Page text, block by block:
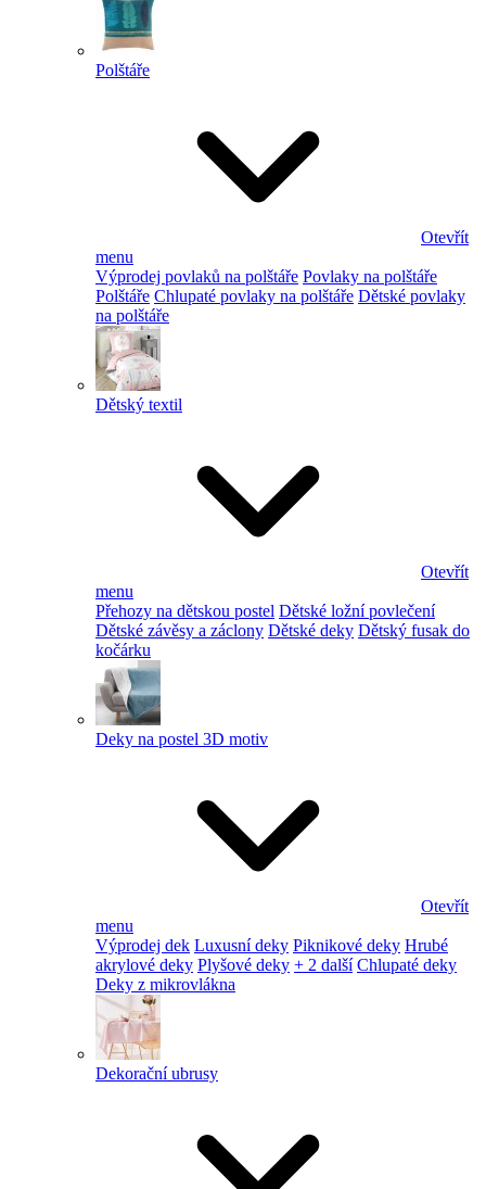
Polštáře
Otevřít
menu
Výprodej povlaků na polštáře Povlaky na polštáře
Polštáře Chlupaté povlaky na polštáře Dětské povlaky
na polštáře
Dětský textil
Otevřít
menu
Přehozy na dětskou postel Dětské ložní povlečení
Dětské závěsy a záclony Dětské deky Dětský fusak do
kočárku
Deky na postel 3D motiv
Otevřít
menu
Výprodej dek Luxusní deky Piknikové deky Hrubé
akrylové deky Plyšové deky + 2 další Chlupaté deky
Deky z mikrovlákna
Dekorační ubrusy